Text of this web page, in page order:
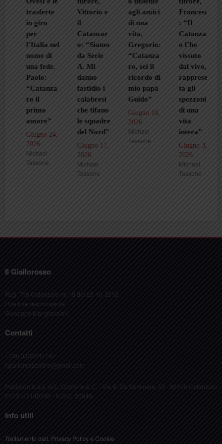
trasferte
in giro
per
l’Italia nel
nome di
una fede.
Paolo:
“Catanza
ro il
primo
amore”
Giugno 24,
2026
Michael
Tassone
Vittorio e
Catanzar
o: “Siamo
da Serie
A. Mi
danno
fastidio i
calabresi
che tifano
le squadre
del Nord”
Giugno 17,
2026
Michael
Tassone
agli amici
di una
vita,
Gregorio:
“Catanza
ro, sei il
ricordo di
mio papà
Guido”
Giugno 10,
2026
Michael
Tassone
Francesco
: “Il
Catanzar
o l’ho
vissuto
dal vivo,
rappresen
ta gli
spezzoni
di una
vita
intera”
Giugno 3,
2026
Michael
Tassone
Il Giallorosso
Reg. Trib Catanzaro nr. 15 del 25-10-2012
Direttore responsabile:
Giuseppe Mangiavalori
Contatti
+(39) 3338247197
ilgiallorossonline@gmail.com
Publycon S.a.s. di L. Conforto & C. - Via B. Da Seminara, 52 - 88100 Catanzaro
P.I.03148140795 - R.O.C. 20849
Info utili
Trattamento dati, Privacy Policy e Cookie